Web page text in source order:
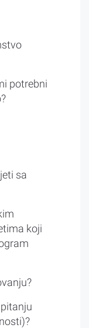
potrebni
sa
koji